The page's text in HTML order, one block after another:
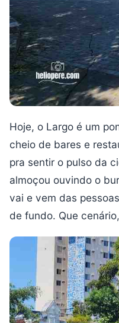
Hoje, o Largo é um
cheio de bares e
pra sentir o pulso da
almoçou ouvindo o
vai e vem das
de fundo. Que